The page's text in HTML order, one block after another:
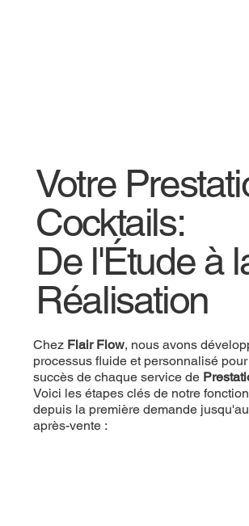
Votre
Cocktails:
De l'Étude à
Réalisation
Chez Flair Flow, nous avons
processus fluide et personnalisé
succès de chaque service de
Voici les étapes clés de notre
depuis la première demande
après-vente :